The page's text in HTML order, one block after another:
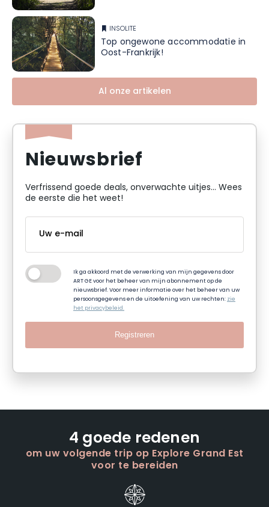
INSOLITE
Top ongewone accommodatie in
Oost-Frankrijk!
Al onze artikelen
Nieuwsbrief
Verfrissend goede deals, onverwachte uitjes... Wees
de eerste die het weet!
Ik ga akkoord met de verwerking van mijn gegevens door
ART GE voor het beheer van mijn abonnement op de
nieuwsbrief. Voor meer informatie over het beheer van uw
persoonsgegevens en de uitoefening van uw rechten: zie
het privacybeleid.
Registreren
4 goede redenen
om uw volgende trip op Explore Grand Est
voor te bereiden